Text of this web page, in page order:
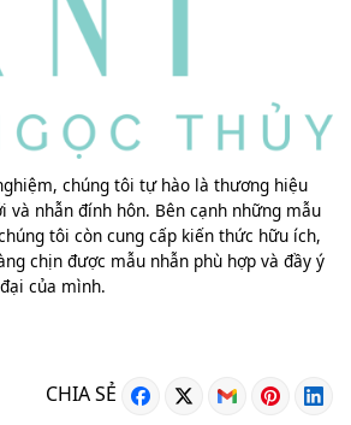
chúng tôi tự hào là thương hiệu
và nhẫn đính hôn. Bên cạnh những mẫu
tôi còn cung cấp kiến thức hữu ích,
chịn được mẫu nhẫn phù hợp và đầy ý
của mình.
CHIA SẺ